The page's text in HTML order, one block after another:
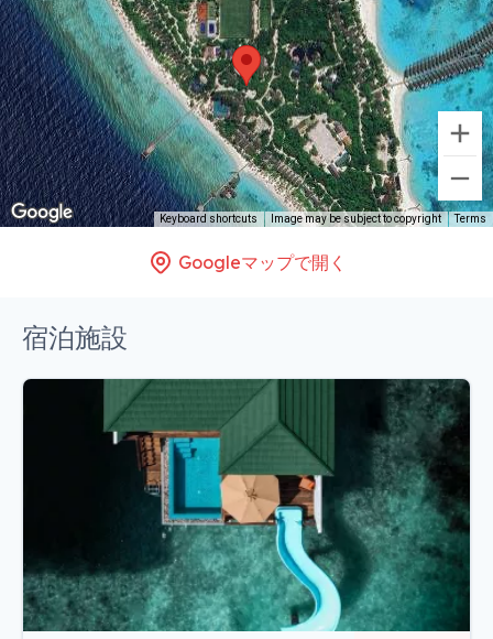
Keyboard shortcuts Image may be subject to copyright Terms
Googleマップで開く
宿泊施設